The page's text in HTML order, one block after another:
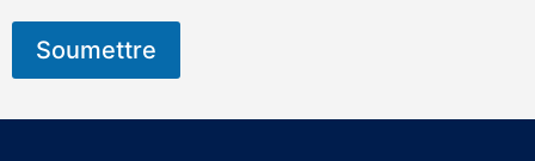
Soumettre